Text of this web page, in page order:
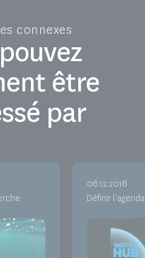
connexes
être
par
06.12.2016
Définir